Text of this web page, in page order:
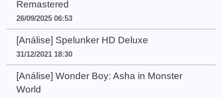
Remastered
26/09/2025 06:53
[Análise] Spelunker HD Deluxe
31/12/2021 18:30
[Análise] Wonder Boy: Asha in Monster
World